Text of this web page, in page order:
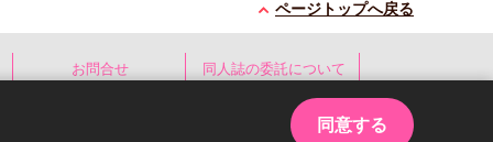
ページトップへ戻る
お問合せ 同人誌の委託について
同意する